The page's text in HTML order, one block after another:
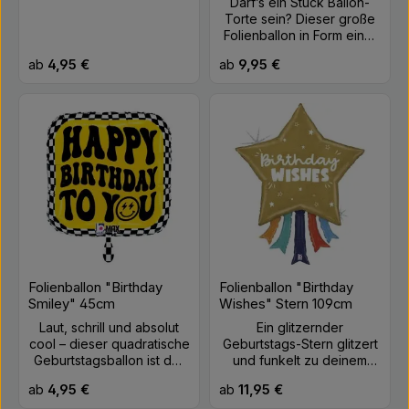
Regulärer Preis:
ab 4,95 €
Torte sein? Dieser große
Folienballon in Form einer
Geburtstagstorte mit
Schrift und fünf
leuchtenden Kerzen ist
das perfekte Highlight für
jede Geburtstagsfeier,
ganz ohne Kalorien, aber
mit viel Stil!
Schwebedauer mit Helium
ca. eine Woche. Material:
Folie Farbe: Rosa, Gold,
Weiß Größe: ca. 60 x
103 cm (unaufgepustet)
Befüllung: Luft oder
Helium
Regulärer Preis:
ab 9,95 €
Folienballon "Birthday
Smiley" 45cm
Laut, schrill und absolut
cool – dieser quadratische
Geburtstagsballon ist der
alle, die es stylisch
Regulärer Preis:
ab 4,95 €
Folienballon "Birthday
Wishes" Stern 109cm
Ein glitzernder
Geburtstags-Stern glitzert
und funkelt zu deinem
doch effektvoll, also
Regulärer Preis:
ab11,95 €